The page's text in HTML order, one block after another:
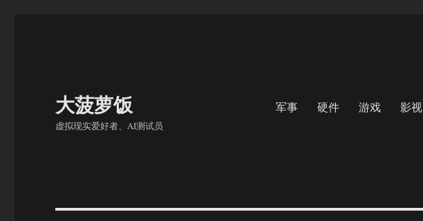
大菠萝饭
虚拟现实爱好者、AI测试员
军事 硬件 游戏 影视